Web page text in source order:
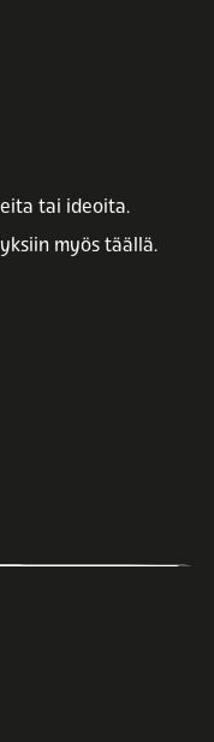
tai ideoita.
myös täällä.